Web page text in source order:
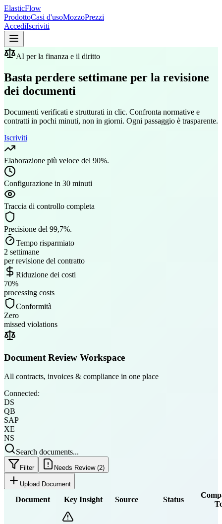
ElasticFlow
ProdottoCasi d'usoMozzoPrezzi
AccediIscriviti
AI per la finanza e il diritto
Basta perdere settimane per la revisione
dei documenti
Documenti verificati e strutturati in clic. Confronta normative e
contratti in pochi minuti, non in giorni. Ogni passaggio è trasparente.
Iscriviti
Elaborazione più veloce del 90%.
Configurazione in 30 minuti
Traccia di controllo completa
Precisione del 99,7%.
Tempo risparmiato
2 settimane
per revisione del contratto
Riduzione dei costi
70%
processing costs
Conformità
Zero
missed violations
Document Review Workspace
All contracts, invoices & compliance in one place
Connected:
DS
QB
SAP
XE
NS
Search documents...
Filter Needs Review (2)
Upload Document
Document Key Insight Source Status